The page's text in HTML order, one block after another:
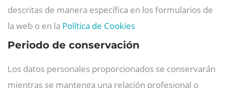
descritas de manera específica en los formularios de
la web o en la Política de Cookies
Periodo de conservación
Los datos personales proporcionados se conservarán
mientras se mantenga una relación profesional o